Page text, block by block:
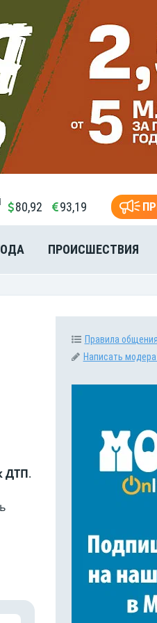
80,92 93,19
ПРОИСШЕСТВИЯ
ДТП.
Правила
Написать